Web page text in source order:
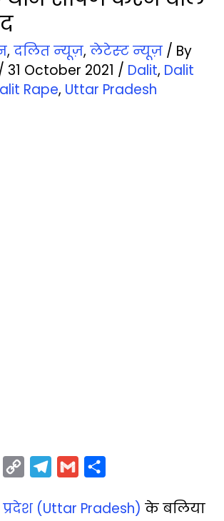
, दलित न्‍यूज़, लेटेस्‍ट न्‍यूज़ / By
31 October 2021 / Dalit, Dalit
Rape, Uttar Pradesh
p
l
a
a
प्रदेश (Uttar Pradesh) के बलिया